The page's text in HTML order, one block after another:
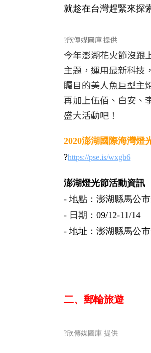
就趁在台灣趕緊來探
?欣傳媒圖庫 提供
今年澎湖花火節沒跟
主題，運用最新科技
矚目的美人魚巨型主
再加上伍佰、白安、
盛大活動吧！
2020澎湖國際海灣燈
?https://pse.is/wxgb6
澎湖燈光節活動資訊
- 地點：澎湖縣馬公
- 日期：09/12-11/14
- 地址：澎湖縣馬公
二、郵輪旅遊
?欣傳媒圖庫 提供